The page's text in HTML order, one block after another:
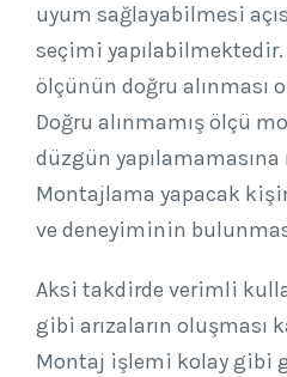
uyum sağlayabilmesi
seçimi yapılabilmektedir.
ölçünün doğru alınması
Doğru alınmamış ölçü
düzgün yapılamamasına
Montajlama yapacak
ve deneyiminin
Aksi takdirde verimli
gibi arızaların oluşması
Montaj işlemi kolay gibi